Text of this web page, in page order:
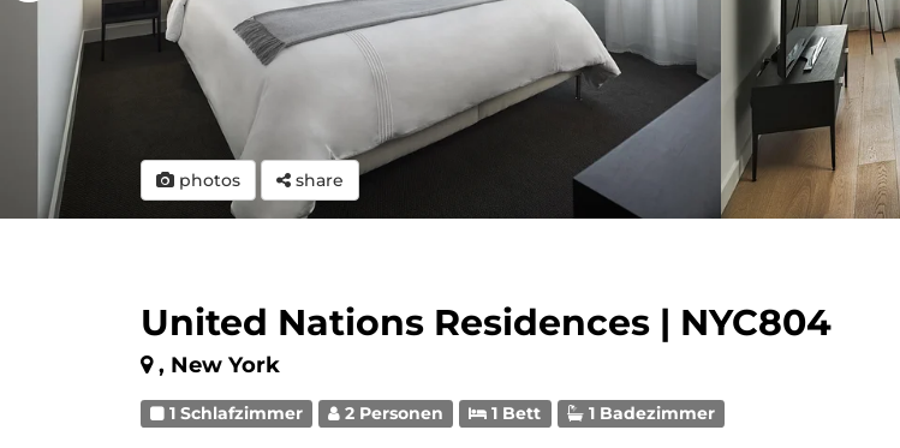
photos share
United Nations Residences | NYC804
, New York
1 Schlafzimmer 2 Personen 1 Bett 1 Badezimmer